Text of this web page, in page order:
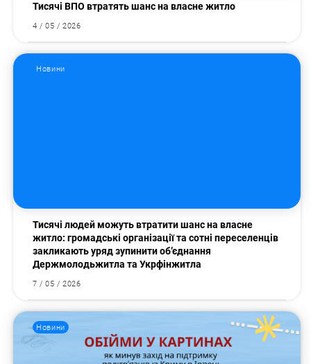
Тисячі ВПО втратять шанс на власне житло
4 / 05 / 2026
Новини
Тисячі людей можуть втратити шанс на власне
житло: громадські організації та сотні переселенців
закликають уряд зупинити об’єднання
Держмолодьжитла та Укрфінжитла
7 / 05 / 2026
Новини